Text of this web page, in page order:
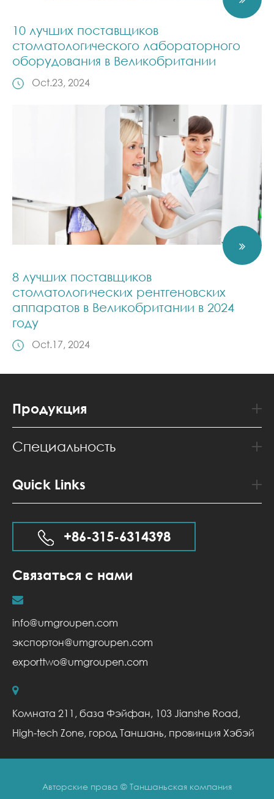
10 лучших поставщиков
стоматологического лабораторного
оборудования в Великобритании
Oct.23, 2024
8 лучших поставщиков
стоматологических рентгеновских
аппаратов в Великобритании в 2024
году
Oct.17, 2024
Продукция
Специальность
Quick Links
+86-315-6314398
Связаться с нами
info@umgroupen.com
экспортон@umgroupen.com
exporttwo@umgroupen.com
Комната 211, база Фэйфан, 103 Jianshe Road,
High-tech Zone, город Таншань, провинция Хэбэй
Авторские права © Таншаньская компания